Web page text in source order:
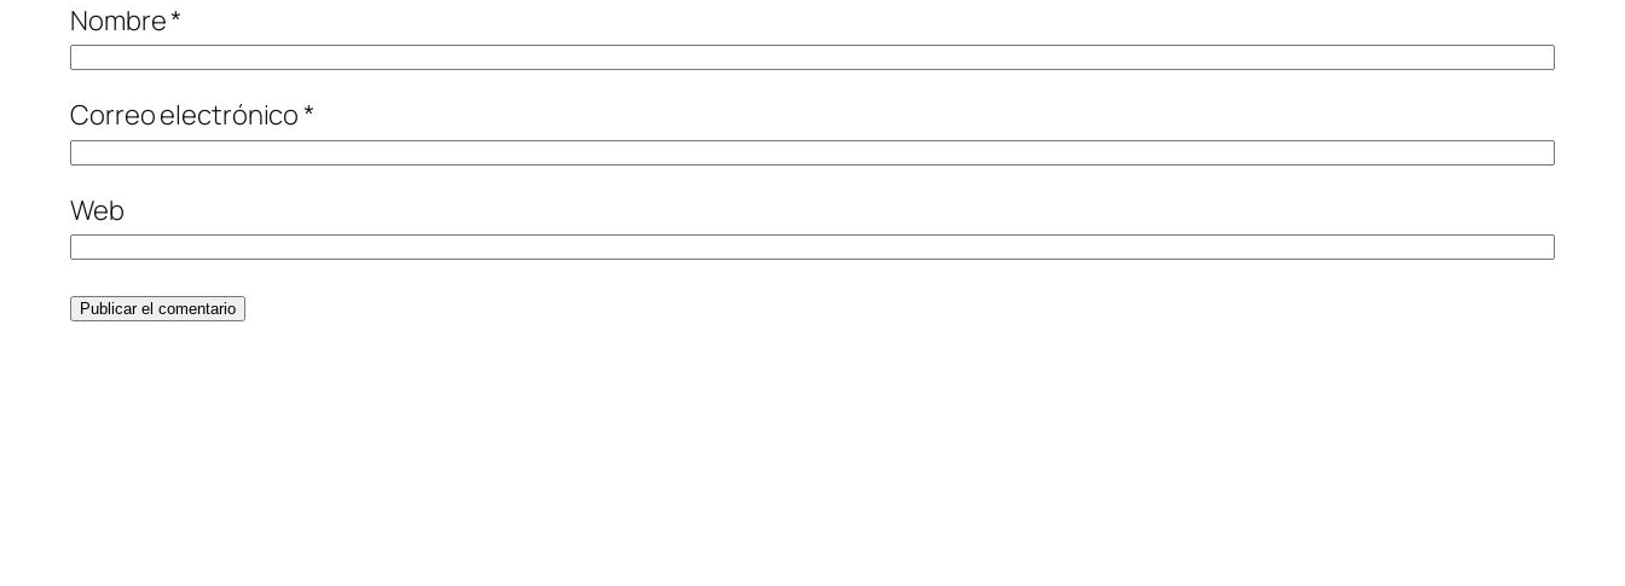
Nombre*
Correo electrónico*
Web